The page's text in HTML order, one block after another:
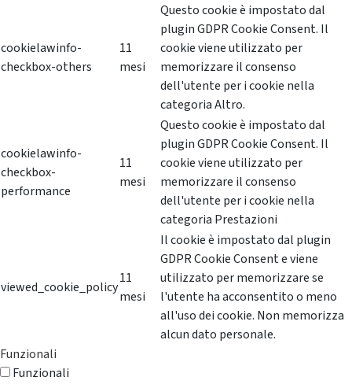
cookielawinfo-
checkbox-others
11
mesi
Questo cookie è impostato dal
plugin GDPR Cookie Consent. Il
cookie viene utilizzato per
memorizzare il consenso
dell'utente per i cookie nella
categoria Altro.
cookielawinfo-
checkbox-
performance
11
mesi
Questo cookie è impostato dal
plugin GDPR Cookie Consent. Il
cookie viene utilizzato per
memorizzare il consenso
dell'utente per i cookie nella
categoria Prestazioni
viewed_cookie_policy
11
mesi
Il cookie è impostato dal plugin
GDPR Cookie Consent e viene
utilizzato per memorizzare se
l'utente ha acconsentito o meno
all'uso dei cookie. Non memorizza
alcun dato personale.
Funzionali
Funzionali